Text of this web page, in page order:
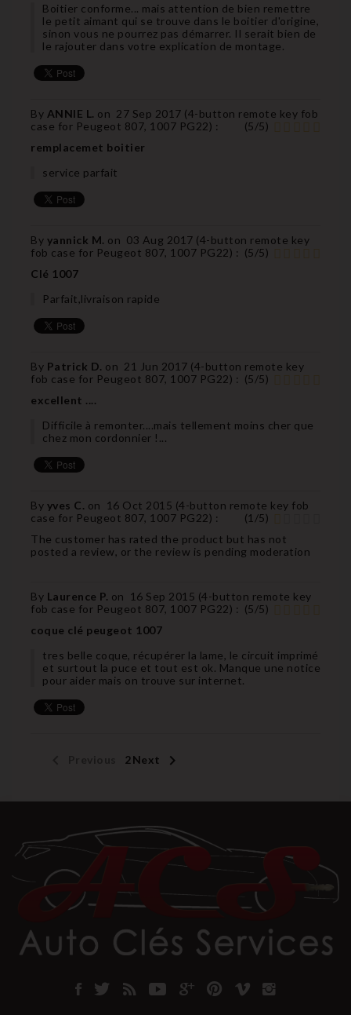
Boitier conforme... mais attention de bien remettre
le petit aimant qui se trouve dans le boitier d'origine,
sinon vous ne pourrez pas démarrer. Il serait bien de
le rajouter dans votre explication de montage.
By ANNIE L. on 27 Sep 2017 (4-button remote key fob
case for Peugeot 807, 1007 PG22) : (5/5)
remplacemet boitier
service parfait
By yannick M. on 03 Aug 2017 (4-button remote key
fob case for Peugeot 807, 1007 PG22) : (5/5)
Clé 1007
Parfait,livraison rapide
By Patrick D. on 21 Jun 2017 (4-button remote key
fob case for Peugeot 807, 1007 PG22) : (5/5)
excellent ....
Difficile à remonter....mais tellement moins cher que
chez mon cordonnier !...
By yves C. on 16 Oct 2015 (4-button remote key fob
case for Peugeot 807, 1007 PG22) : (1 /5)
The customer has rated the product but has not
posted a review, or the review is pending moderation
By Laurence P. on 16 Sep 2015 (4-button remote key
fob case for Peugeot 807, 1007 PG22) : (5/5)
coque clé peugeot 1007
tres belle coque, récupérer la lame, le circuit imprimé
et surtout la puce et tout est ok. Manque une notice
pour aider mais on trouve sur internet.
2Next 